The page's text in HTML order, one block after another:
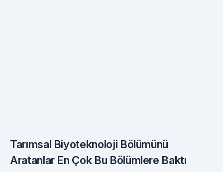
Tarımsal Biyoteknoloji Bölümünü
Aratanlar En Çok Bu Bölümlere Baktı